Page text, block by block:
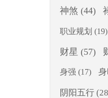
神煞 (44)
职业规划 (19)
财星 (57)
身强 (17)
阴阳五行